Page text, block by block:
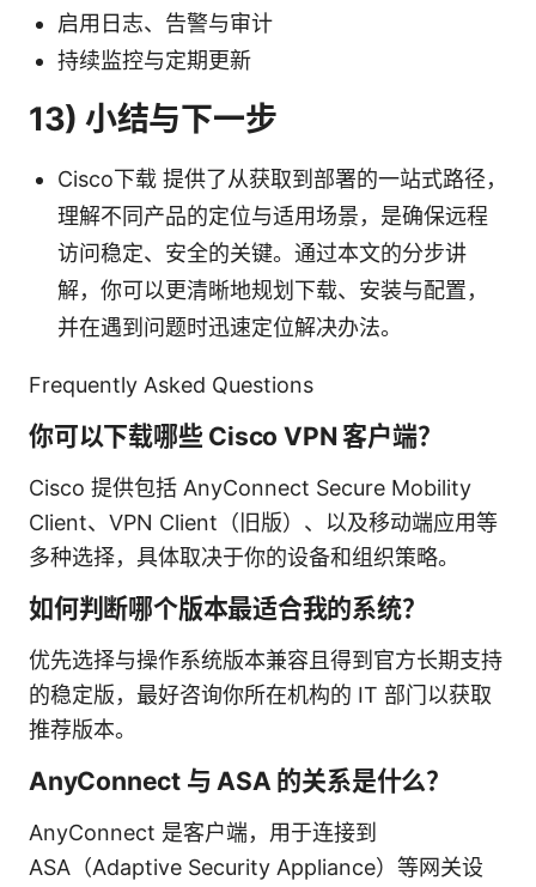
启用日志、告警与审计
持续监控与定期更新
13) 小结与下一步
Cisco下载 提供了从获取到部署的一站式路径，
理解不同产品的定位与适用场景，是确保远程
访问稳定、安全的关键。通过本文的分步讲
解，你可以更清晰地规划下载、安装与配置，
并在遇到问题时迅速定位解决办法。
Frequently Asked Questions
你可以下载哪些 Cisco VPN 客户端？
Cisco 提供包括 AnyConnect Secure Mobility
Client、VPN Client（旧版）、以及移动端应用等
多种选择，具体取决于你的设备和组织策略。
如何判断哪个版本最适合我的系统？
优先选择与操作系统版本兼容且得到官方长期支持
的稳定版，最好咨询你所在机构的 IT 部门以获取
推荐版本。
AnyConnect 与 ASA 的关系是什么？
AnyConnect 是客户端，用于连接到
ASA（Adaptive Security Appliance）等网关设